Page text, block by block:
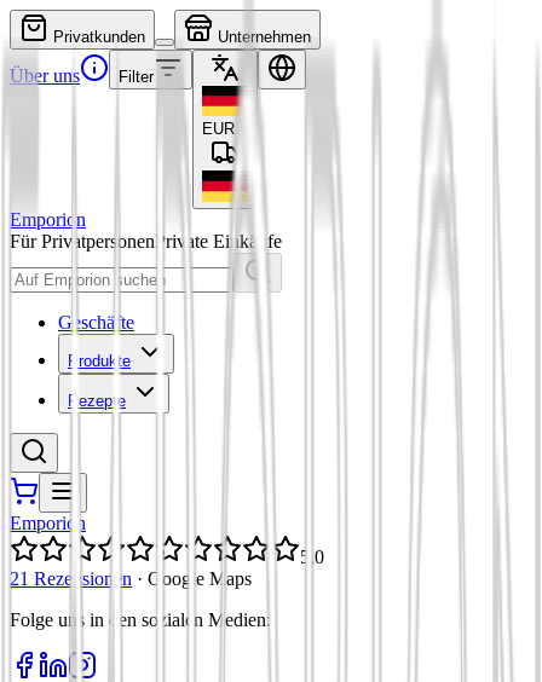
Privatkunden Unternehmen
Über uns Filter
EUR
Emporion
Für PrivatpersonenPrivate Einkäufe
Geschäfte
Produkte
Rezepte
Emporion
5,0
21 Rezensionen · Google Maps
Folge uns in den sozialen Medien: